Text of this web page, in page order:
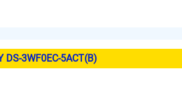
DS-3WF0EC-5ACT(B)